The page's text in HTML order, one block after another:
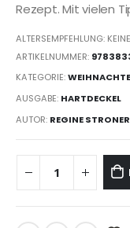
Rezept. Mit vielen
ALTERSEMPFEHLUNG: KEINE
ARTIKELNUMMER:
KATEGORIE:
AUSGABE: HARTDECKEL
AUTOR: REGINE STRONER